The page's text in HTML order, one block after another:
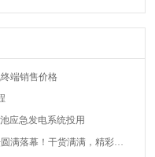
端销售价格
应急发电系统投用
满落幕！干货满满，精彩瞬